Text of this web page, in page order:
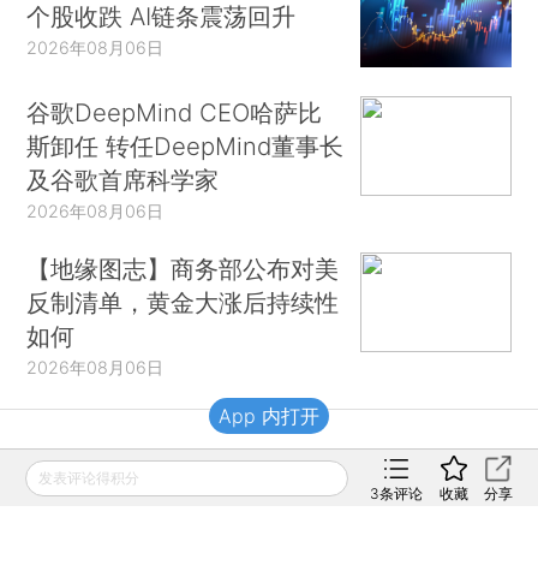
个股收跌 AI链条震荡回升
2026年08月06日
谷歌DeepMind CEO哈萨比
斯卸任 转任DeepMind董事长
及谷歌首席科学家
2026年08月06日
【地缘图志】商务部公布对美
反制清单，黄金大涨后持续性
如何
2026年08月06日
财新移动
发表评论得积分
3条评论 收藏 分享
App 内打开